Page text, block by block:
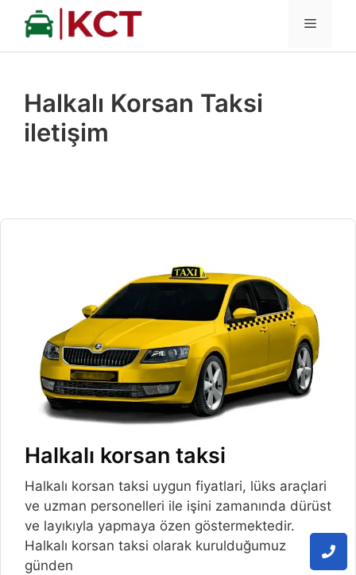
İçeriğe
MENÜ
Halkalı Korsan Taksi
iletişim
Halkalı korsan taksi
Halkalı korsan taksi uygun fiyatlari, lüks araçlari
ve uzman personelleri ile işini zamanında dürüst
ve layıkıyla yapmaya özen göstermektedir.
Halkalı korsan taksi olarak kurulduğumuz
günden